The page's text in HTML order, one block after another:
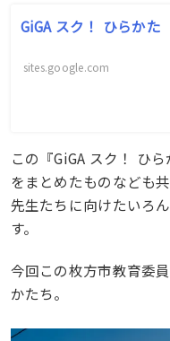
GiGA スク！ ひらかた
sites.google.com
この『GiGA スク！ ひ
をまとめたものなども
先生たちに向けたいろ
す。
今回この枚方市教育委
かたち。